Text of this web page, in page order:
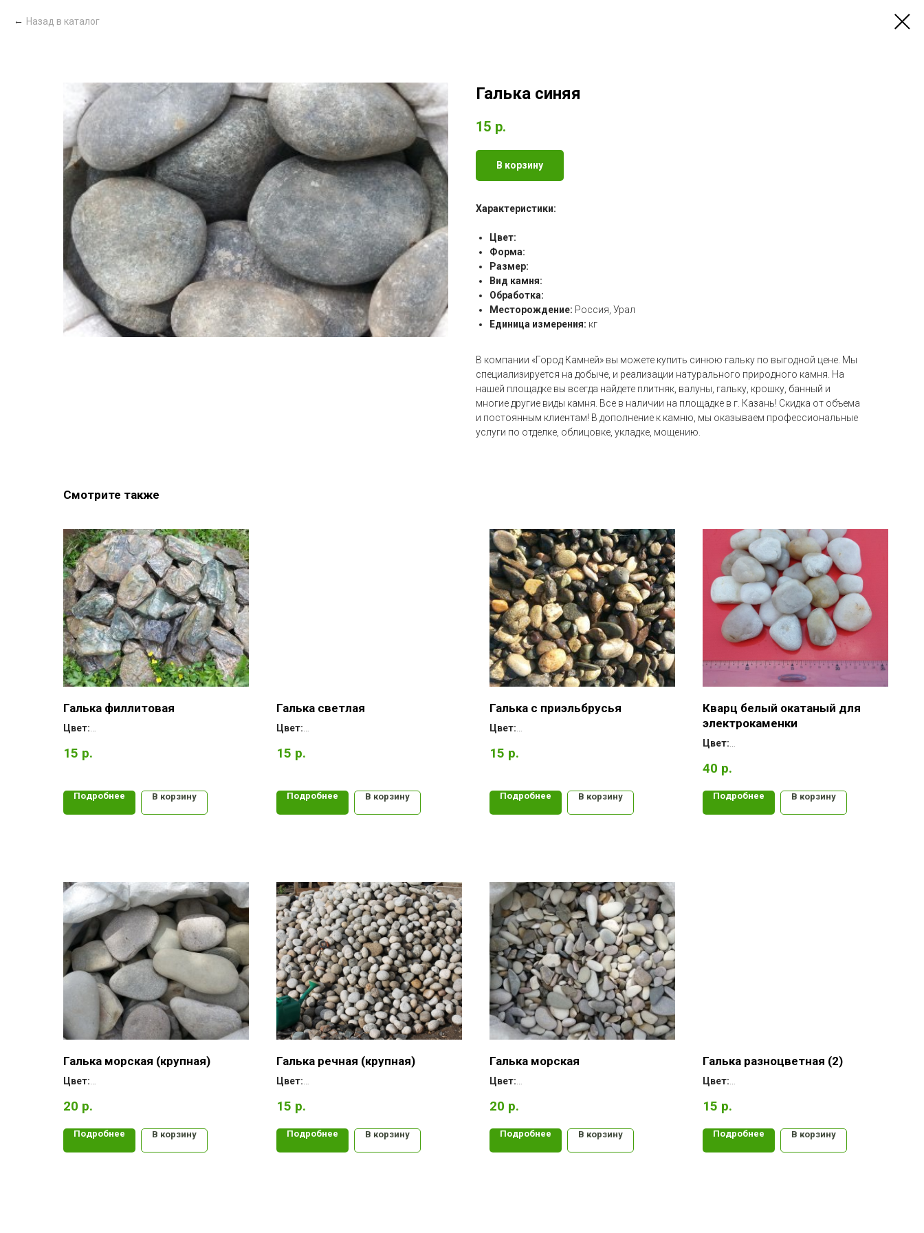
Назад в каталог
Галька синяя
15 р.
В корзину
Характеристики:
Цвет:
Форма:
Размер:
Вид камня:
Обработка:
Месторождение: Россия, Урал
Единица измерения: кг
В компании «Город Камней» вы можете купить синюю гальку по выгодной цене. Мы
специализируется на добыче, и реализации натурального природного камня. На
нашей площадке вы всегда найдете плитняк, валуны, гальку, крошку, банный и
многие другие виды камня. Все в наличии на площадке в г. Казань! Скидка от объема
и постоянным клиентам! В дополнение к камню, мы оказываем профессиональные
услуги по отделке, облицовке, укладке, мощению.
Смотрите также
Галька филлитовая
Цвет:
Месторождение:
15 р.
Подробнее В корзину
Галька светлая
Цвет:
Месторождение:
15 р.
Подробнее В корзину
Галька с приэльбрусья
Цвет:
Месторождение:
15 р.
Подробнее В корзину
Кварц белый окатаный для
электрокаменки
Цвет:
Месторождение:
40 р.
Подробнее В корзину
Галька морская (крупная)
Цвет:
Месторождение:
20 р.
Подробнее В корзину
Галька речная (крупная)
Цвет:
Месторождение:
15 р.
Подробнее В корзину
Галька морская
Цвет:
Месторождение:
20 р.
Подробнее В корзину
Галька разноцветная (2)
Цвет:
Месторождение:
15 р.
Подробнее В корзину